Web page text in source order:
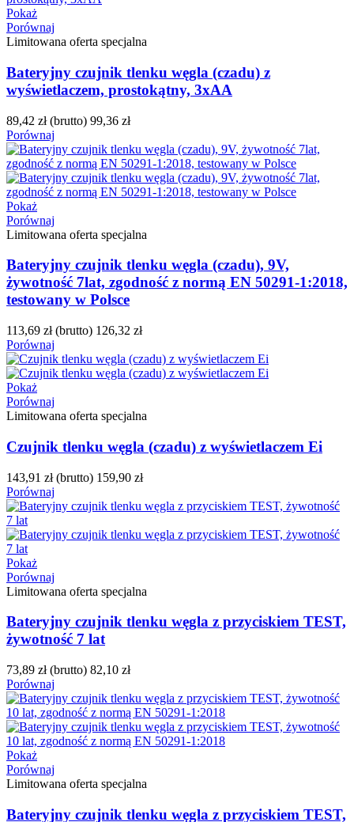
Pokaż
Porównaj
Limitowana oferta specjalna
Bateryjny czujnik tlenku węgla (czadu) z
wyświetlaczem, prostokątny, 3xAA
89,42 zł (brutto) 99,36 zł
Porównaj
Pokaż
Porównaj
Limitowana oferta specjalna
Bateryjny czujnik tlenku węgla (czadu), 9V,
żywotność 7lat, zgodność z normą EN 50291-1:2018,
testowany w Polsce
113,69 zł (brutto) 126,32 zł
Porównaj
Pokaż
Porównaj
Limitowana oferta specjalna
Czujnik tlenku węgla (czadu) z wyświetlaczem Ei
143,91 zł (brutto) 159,90 zł
Porównaj
Pokaż
Porównaj
Limitowana oferta specjalna
Bateryjny czujnik tlenku węgla z przyciskiem TEST,
żywotność 7 lat
73,89 zł (brutto) 82,10 zł
Porównaj
Pokaż
Porównaj
Limitowana oferta specjalna
Bateryjny czujnik tlenku węgla z przyciskiem TEST,